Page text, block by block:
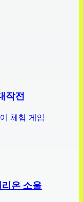
작전
체험 게임
온 소울